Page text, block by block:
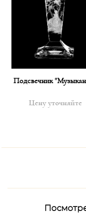
Подсвечник
Цену уточняйте